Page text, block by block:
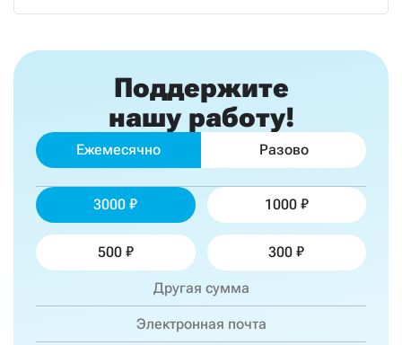
Поддержите
нашу работу!
Ежемесячно Разово
3000 1000
500 300